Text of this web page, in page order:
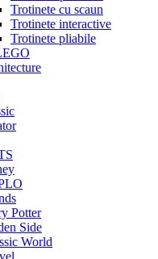
Trotinete cu scaun
Trotinete interactive
Trotinete pliabile
Potter
Side
World